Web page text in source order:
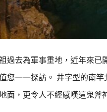
過去為軍事重地，近年來已
您一一探訪。 井字型的南
面，更令人不經感嘆這鬼